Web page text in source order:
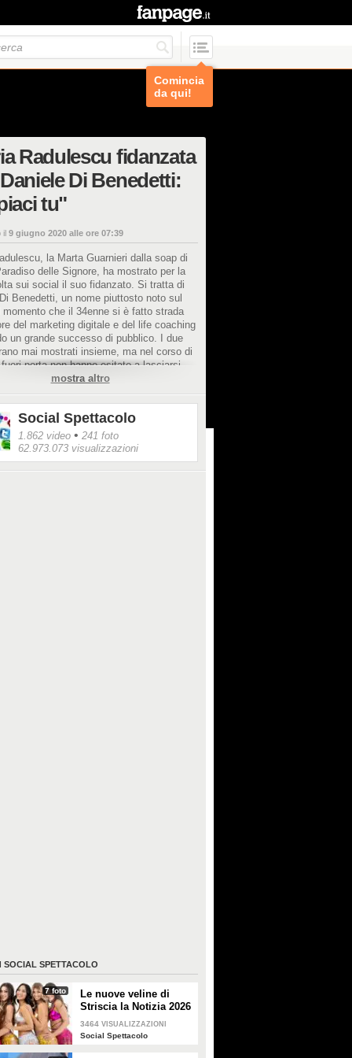
Comincia
da qui!
Radulescu fidanzata
Di Benedetti:
tu"
il 9 giugno 2020 alle ore 07:39
la Marta Guarnieri dalla soap di
delle Signore, ha mostrato per la
sui social il suo fidanzato. Si tratta di
Benedetti, un nome piuttosto noto sul
momento che il 34enne si è fatto strada
del marketing digitale e del life coaching
un grande successo di pubblico. I due
mai mostrati insieme, ma nel corso di
porta non hanno esitato a lasciarsi
dolci effusioni e dichiarazioni d'amore.
mostra altro
Social Spettacolo
1.862 video • 241 foto
62.973.073 visualizzazioni
SOCIAL SPETTACOLO
7 foto
Le nuove veline di
Striscia la Notizia 2026
3464 VISUALIZZAZIONI
Social Spettacolo